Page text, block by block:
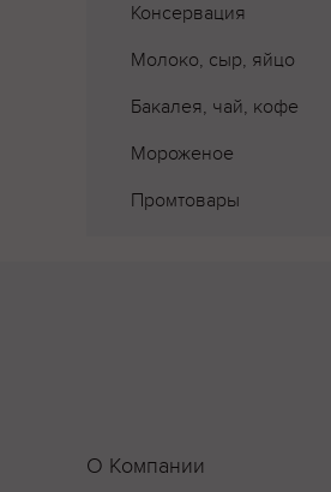
Консервация
Молоко, сыр, яйцо
Бакалея, чай, кофе
Мороженое
Промтовары
О Компании